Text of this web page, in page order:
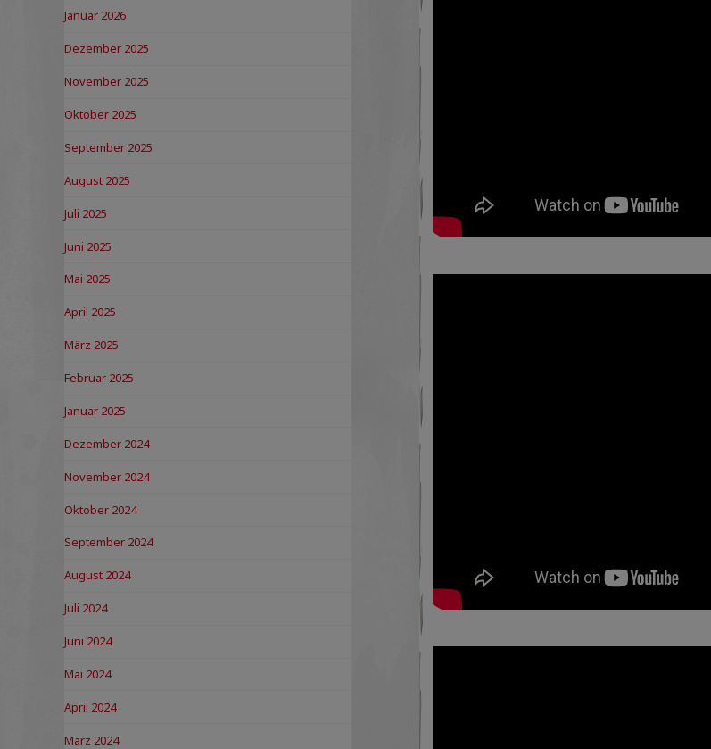
Januar 2026
Dezember 2025
November 2025
Oktober 2025
September 2025
August 2025
Juli 2025
Juni 2025
Mai 2025
April 2025
März 2025
Februar 2025
Januar 2025
Dezember 2024
November 2024
Oktober 2024
September 2024
August 2024
Juli 2024
Juni 2024
Mai 2024
April 2024
März 2024